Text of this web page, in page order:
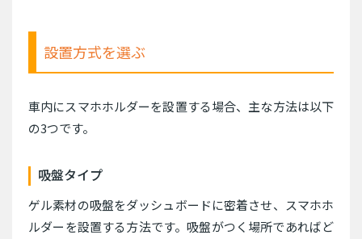
設置方式を選ぶ
車内にスマホホルダーを設置する場合、主な方法は以下
の3つです。
吸盤タイプ
ゲル素材の吸盤をダッシュボードに密着させ、スマホホ
ルダーを設置する方法です。吸盤がつく場所であればど